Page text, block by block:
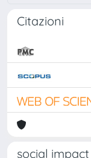
Citazioni
social impact